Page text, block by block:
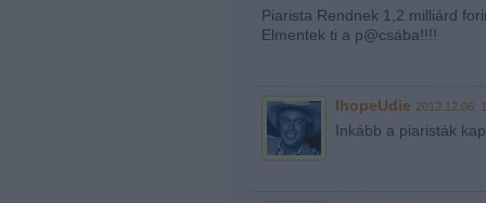
Piarista Rendnek 1,2 milliárd
Elmentek ti a p@csába!!!!
IhopeUdie 2012.12.06.
Inkább a piaristák